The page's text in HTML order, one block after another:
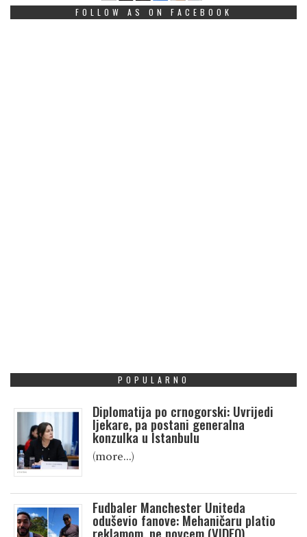
FOLLOW AS ON FACEBOOK
POPULARNO
Diplomatija po crnogorski: Uvrijedi
ljekare, pa postani generalna
konzulka u Istanbulu
(more…)
Fudbaler Manchester Uniteda
oduševio fanove: Mehaničaru platio
reklamom, ne novcem (VIDEO)